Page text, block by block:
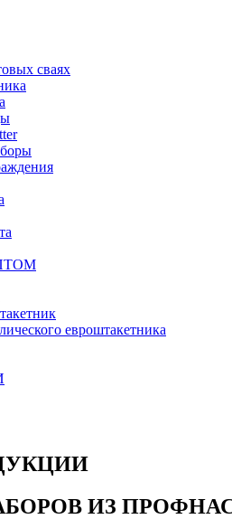
сваях
евроштакетника
ИЗ